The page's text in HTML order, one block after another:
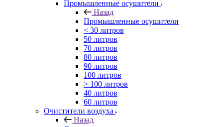
Промышленные осушители
Назад
Промышленные осушители
< 30 литров
50 литров
70 литров
80 литров
90 литров
100 литров
> 100 литров
40 литров
60 литров
Очистители воздуха
Назад